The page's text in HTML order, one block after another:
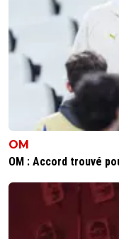
OM
OM : Accord trouvé